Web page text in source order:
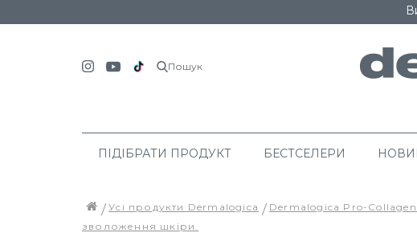
Пошук
ПІДІБРАТИ ПРОДУКТ БЕСТСЕЛЕРИ
Усі продукти Dermalogica
Dermalogica Pro-
зволоження шкіри.